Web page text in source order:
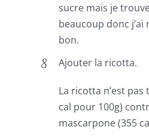
sucre mais je
beaucoup donc j’ai
bon.
Ajouter la ricotta.
La ricotta n’est
cal pour 100g)
mascarpone (355